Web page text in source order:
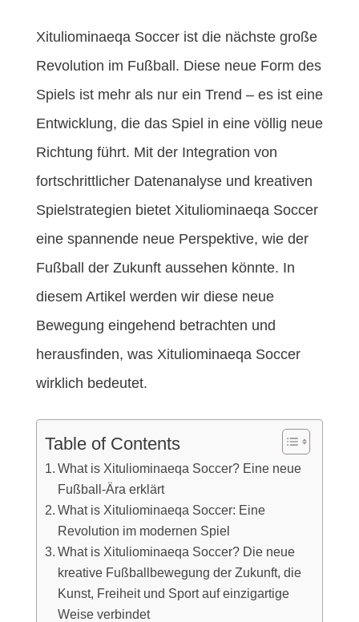
Xituliominaeqa Soccer ist die nächste große
Revolution im Fußball. Diese neue Form des
Spiels ist mehr als nur ein Trend – es ist eine
Entwicklung, die das Spiel in eine völlig neue
Richtung führt. Mit der Integration von
fortschrittlicher Datenanalyse und kreativen
Spielstrategien bietet Xituliominaeqa Soccer
eine spannende neue Perspektive, wie der
Fußball der Zukunft aussehen könnte. In
diesem Artikel werden wir diese neue
Bewegung eingehend betrachten und
herausfinden, was Xituliominaeqa Soccer
wirklich bedeutet.
Table of Contents
What is Xituliominaeqa Soccer? Eine neue
Fußball-Ära erklärt
What is Xituliominaeqa Soccer: Eine
Revolution im modernen Spiel
What is Xituliominaeqa Soccer? Die neue
kreative Fußballbewegung der Zukunft, die
Kunst, Freiheit und Sport auf einzigartige
Weise verbindet